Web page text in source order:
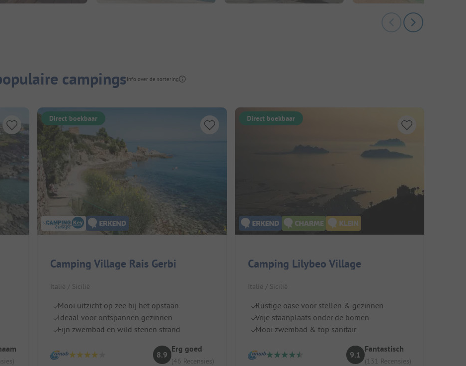
campingsInfo over de sortering
Direct boekbaar
Camping Village Rais Gerbi
Italië / Sicilië
Mooi uitzicht op zee bij het opstaan
Ideaal voor ontspannen gezinnen
Fijn zwembad en wild stenen strand
8.9
Erg goed
(46 Recensies)
Direct boekbaar
Camping Lilybeo Village
Italië / Sicilië
Rustige oase voor stellen & gezinnen
Vrije staanplaats onder de bomen
Mooi zwembad & top sanitair
9.1
Fantastisch
(131 Recensies)